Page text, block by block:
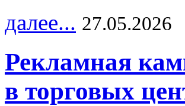
далее... 27.05.2026
Рекламная
в торговых